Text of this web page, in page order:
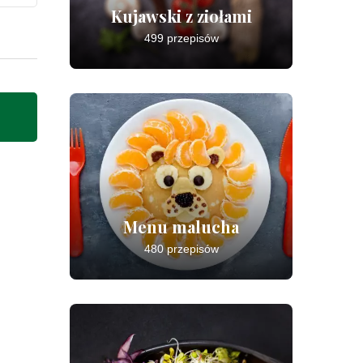
Kujawski z ziołami
499 przepisów
Menu malucha
480 przepisów